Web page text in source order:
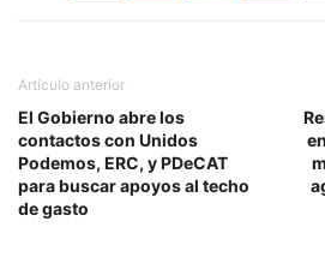
Artículo anterior
El Gobierno abre los
contactos con Unidos
Podemos, ERC, y PDeCAT
para buscar apoyos al techo
de gasto